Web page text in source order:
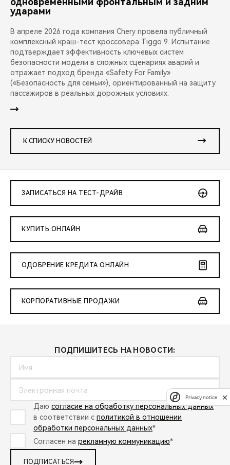
ударами
В апреле 2026 года компания Chery провела публичный
комплексный краш-тест кроссовера Tiggo 9. Испытание
подтверждает эффективность ключевых систем
безопасности модели в сложных сценариях аварий и
отражает подход бренда «Safety For Family»
(«Безопасность для семьи»), ориентированный на защиту
пассажиров в реальных дорожных условиях.
К СПИСКУ НОВОСТЕЙ
ЗАПИСАТЬСЯ НА ТЕСТ-ДРАЙВ
КУПИТЬ ОНЛАЙН
ОДОБРЕНИЕ КРЕДИТА ОНЛАЙН
КОРПОРАТИВНЫЕ ПРОДАЖИ
ПОДПИШИТЕСЬ НА НОВОСТИ:
Даю согласие на обработку персональных данных
в соответствии с политикой в отношении
обработки персональных данных*
Согласен на рекламную коммуникацию*
ПОДПИСАТЬСЯ
Privacy notice